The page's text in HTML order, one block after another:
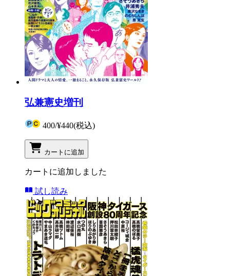
弘兼憲史増刊
400/¥440(税込)
カートに追加
カートに追加しました
試し読み